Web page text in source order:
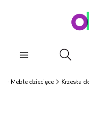
Otwórz
Meble dziecięce Krzesła